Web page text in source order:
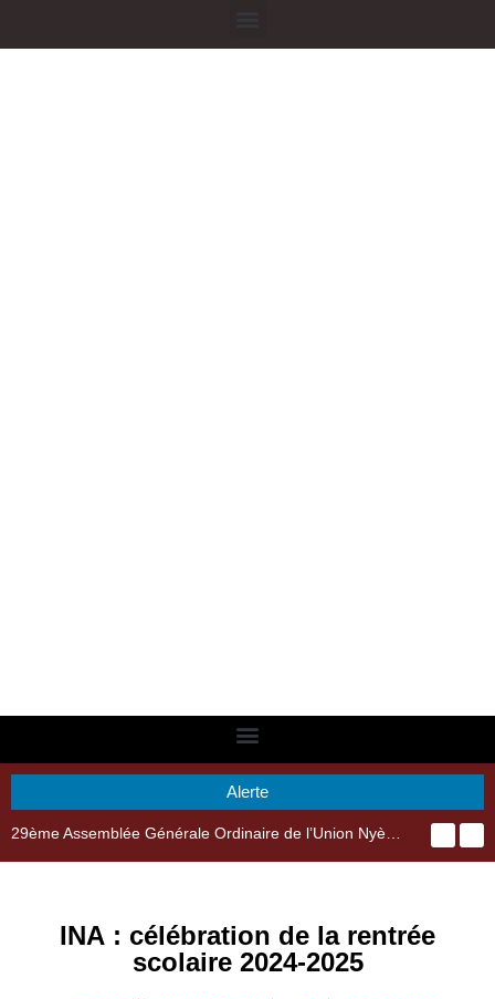
Alerte
INA : célébration de la rentrée
scolaire 2024-2025